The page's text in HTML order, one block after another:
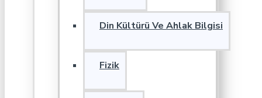
Din Kültürü Ve Ahlak Bilgisi
Fizik